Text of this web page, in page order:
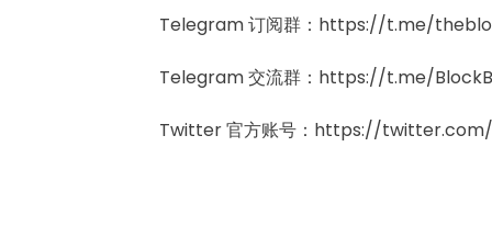
Telegram 订阅群：https://t.me/
Telegram 交流群：https://t.me/
Twitter 官方账号：https://